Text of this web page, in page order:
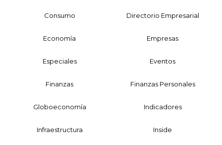
Consumo Directorio Empresarial
Economía Empresas
Especiales Eventos
Finanzas Finanzas Personales
Globoeconomía Indicadores
Infraestructura Inside